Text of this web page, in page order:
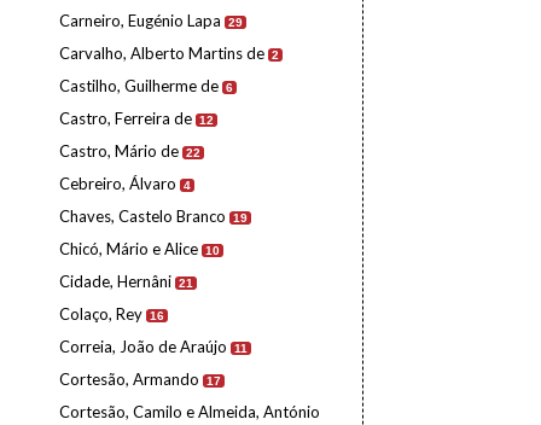
Carneiro, Eugénio Lapa 29
Carvalho, Alberto Martins de 2
Castilho, Guilherme de 6
Castro, Ferreira de 12
Castro, Mário de 22
Cebreiro, Álvaro 4
Chaves, Castelo Branco 19
Chicó, Mário e Alice 10
Cidade, Hernâni 21
Colaço, Rey 16
Correia, João de Araújo 11
Cortesão, Armando 17
Cortesão, Camilo e Almeida, António